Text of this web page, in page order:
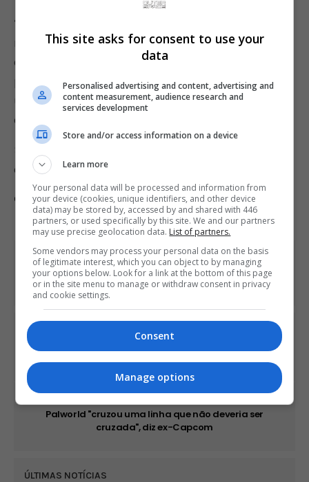
“É claro que algumas coisas permanecerão as
mesmas, a mais importante delas é a qualidade
da história. Estou convencido de que uma história
psicológica é essencial para o que torna Silent Hill
único, e continuarei a me concentrar nesse ponto
e a lançar títulos futuros com confiança”.
e Xbox Series X|S.
Comente esta notícia no Fórum Outer Space
Share This
Palworld "cruzou uma linha que não deveria ser
cruzada", diz ex-Capcom
ÚLTIMAS NOTÍCIAS
This site asks for consent to use your
data
Personalised advertising and content, advertising and
content measurement, audience research and
services development
Store and/or access information on a device
Learn more
Your personal data will be processed and information from
your device (cookies, unique identifiers, and other device
data) may be stored by, accessed by and shared with 446
partners, or used specifically by this site. We and our partners
may use precise geolocation data. List of partners.
Some vendors may process your personal data on the basis
of legitimate interest, which you can object to by managing
your options below. Look for a link at the bottom of this page
or in the site menu to manage or withdraw consent in privacy
and cookie settings.
Consent
Manage options